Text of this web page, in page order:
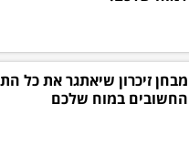
מבחן זיכרון שיאתגר את כל
החשובים במוח שלכם